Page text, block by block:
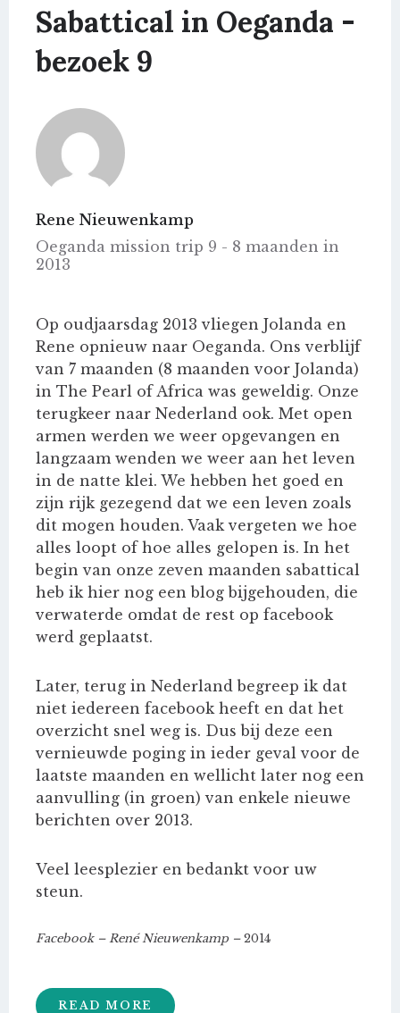
Sabattical in Oeganda -
bezoek 9
Rene Nieuwenkamp
Oeganda mission trip 9 - 8 maanden in
2013
Op oudjaarsdag 2013 vliegen Jolanda en
Rene opnieuw naar Oeganda. Ons verblijf
van 7 maanden (8 maanden voor Jolanda)
in The Pearl of Africa was geweldig. Onze
terugkeer naar Nederland ook. Met open
armen werden we weer opgevangen en
langzaam wenden we weer aan het leven
in de natte klei. We hebben het goed en
zijn rijk gezegend dat we een leven zoals
dit mogen houden. Vaak vergeten we hoe
alles loopt of hoe alles gelopen is. In het
begin van onze zeven maanden sabattical
heb ik hier nog een blog bijgehouden, die
verwaterde omdat de rest op facebook
werd geplaatst.
Later, terug in Nederland begreep ik dat
niet iedereen facebook heeft en dat het
overzicht snel weg is. Dus bij deze een
vernieuwde poging in ieder geval voor de
laatste maanden en wellicht later nog een
aanvulling (in groen) van enkele nieuwe
berichten over 2013.
Veel leesplezier en bedankt voor uw
steun.
Facebook – René Nieuwenkamp –2014
READ MORE